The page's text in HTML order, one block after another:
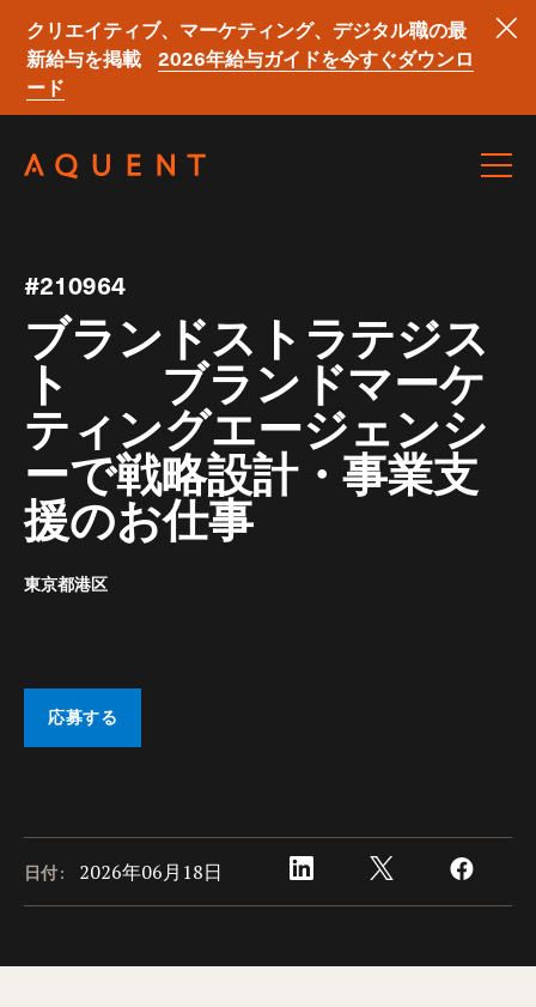
クリエイティブ、マーケティング、デジタル職の最
新給与を掲載
2026年給与ガイドを今すぐダウンロ
ード
#210964
ブランドストラテジス
ト ブランドマーケ
ティングエージェンシ
ーで戦略設計・事業支
援のお仕事
東京都港区
応募する
日付: 2026年06月18日